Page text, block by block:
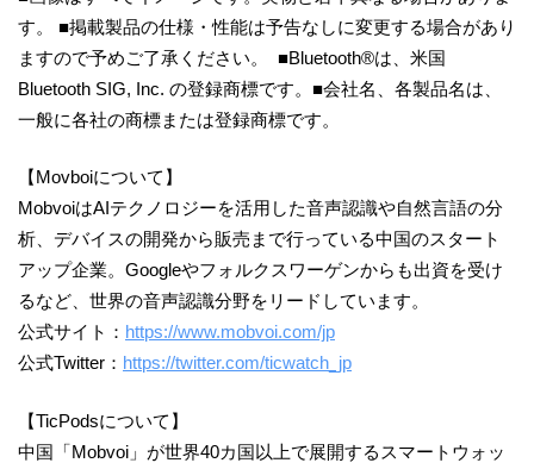
す。 ■掲載製品の仕様・性能は予告なしに変更する場合があり
ますので予めご了承ください。 ■Bluetooth®は、米国
Bluetooth SIG, Inc. の登録商標です。■会社名、各製品名は、
一般に各社の商標または登録商標です。
【Movboiについて】
MobvoiはAIテクノロジーを活用した音声認識や自然言語の分
析、デバイスの開発から販売まで行っている中国のスタート
アップ企業。Googleやフォルクスワーゲンからも出資を受け
るなど、世界の音声認識分野をリードしています。
公式サイト： https://www.mobvoi.com/jp
公式Twitter： https://twitter.com/ticwatch_jp
【TicPodsについて】
中国「Mobvoi」が世界40カ国以上で展開するスマートウォッ